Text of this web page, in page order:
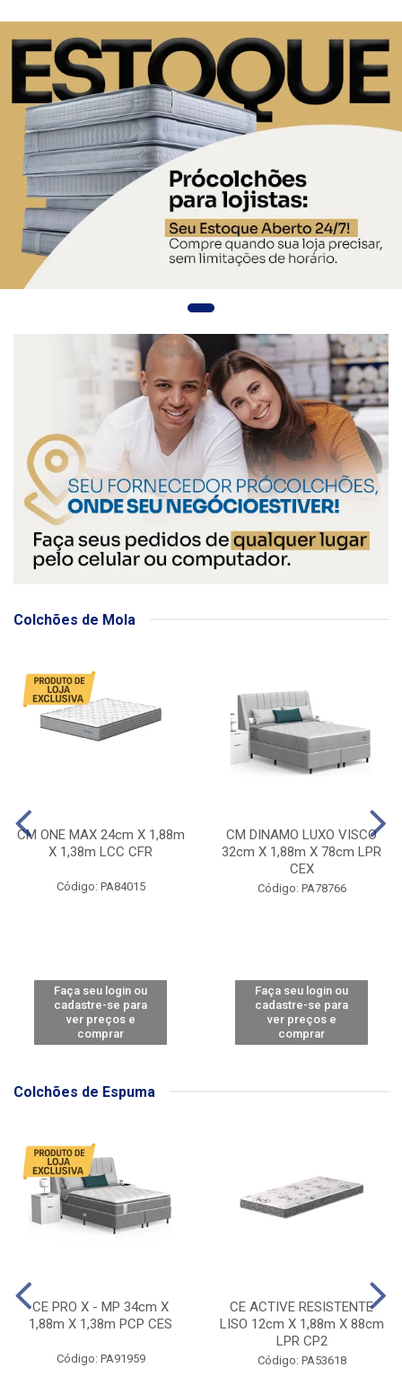
Colchões de Mola
CM ONE MAX 24cm X 1,88m
X 1,38m LCC CFR
Código: PA84015
Faça seu login ou
cadastre-se para
ver preços e
comprar
CM DINAMO LUXO VISCO
32cm X 1,88m X 78cm LPR
CEX
Código: PA78766
Faça seu login ou
cadastre-se para
ver preços e
comprar
Colchões de Espuma
CE PRO X - MP 34cm X
1,88m X 1,38m PCP CES
Código: PA91959
CE ACTIVE RESISTENTE
LISO 12cm X 1,88m X 88cm
LPR CP2
Código: PA53618